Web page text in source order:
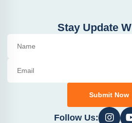
Stay Update
Submit Now
Follow Us: